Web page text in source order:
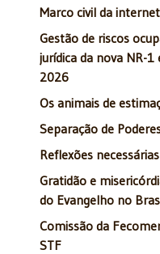
Marco civil da
Gestão de riscos
jurídica da nova NR-1
2026
Os animais de
Separação de
Reflexões
Gratidão e
do Evangelho no
Comissão da
STF